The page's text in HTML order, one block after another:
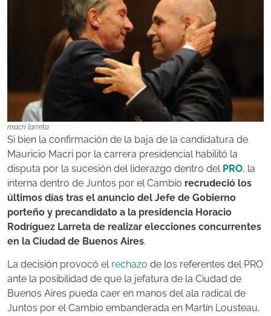
macri larreta
Si bien la confirmación de la baja de la candidatura de
Mauricio Macri por la carrera presidencial habilitó la
disputa por la sucesión del liderazgo dentro del PRO, la
interna dentro de Juntos por el Cambio recrudeció los
últimos días tras el anuncio del Jefe de Gobierno
porteño y precandidato a la presidencia Horacio
Rodríguez Larreta de realizar elecciones concurrentes
en la Ciudad de Buenos Aires.
La decisión provocó elrechazo de los referentes del PRO
ante la posibilidad de que la jefatura de la Ciudad de
Buenos Aires pueda caer en manos del ala radical de
Juntos por el Cambio embanderada en Martín Lousteau.